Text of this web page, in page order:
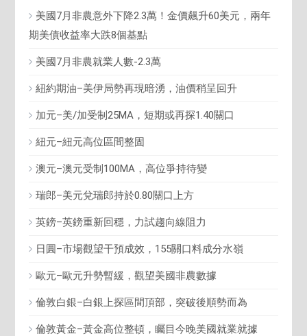
美國7月非農意外下降2.3萬！金價飆升60美元，兩年
期美債收益率大跌8個基點
美國7月非農就業人數-2.3萬
紐約期油–美伊局勢再現暗湧，油價稍呈回升
加元–美/加受制25MA，短期或再探1.40關口
紐元–紐元高位區間整固
澳元–澳元受制100MA，高位爭持待變
瑞郎–美元兌瑞郎持於0.80關口上方
英鎊–英鎊重新回穩，力試趨向線阻力
日圓–市場觀望干預成效，155關口料成分水嶺
歐元–歐元升勢暫緩，觀望美國非農數據
倫敦白銀–白銀上探區間頂部，突破後順勢而為
倫敦黃金–黃金高位整頓，矚目今晚美國就業就據